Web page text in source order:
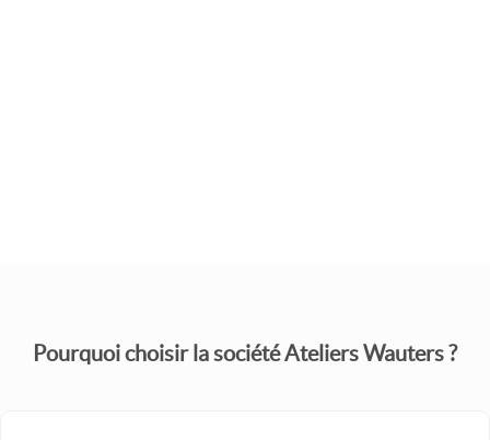
Pourquoi choisir la société Ateliers Wauters ?